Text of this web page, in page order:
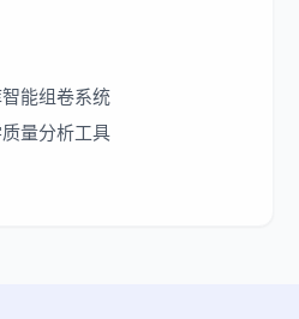
能组卷系统
量分析工具